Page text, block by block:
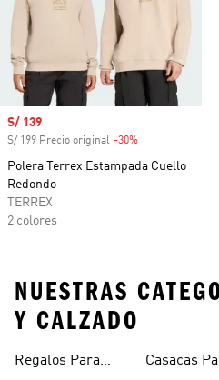
Precio de venta
S/ 139
S/ 199 Precio original -30%
Polera Terrex Estampada Cuello
Redondo
TERREX
2 colores
NUESTRAS
Y CALZADO
Regalos Para
Casacas